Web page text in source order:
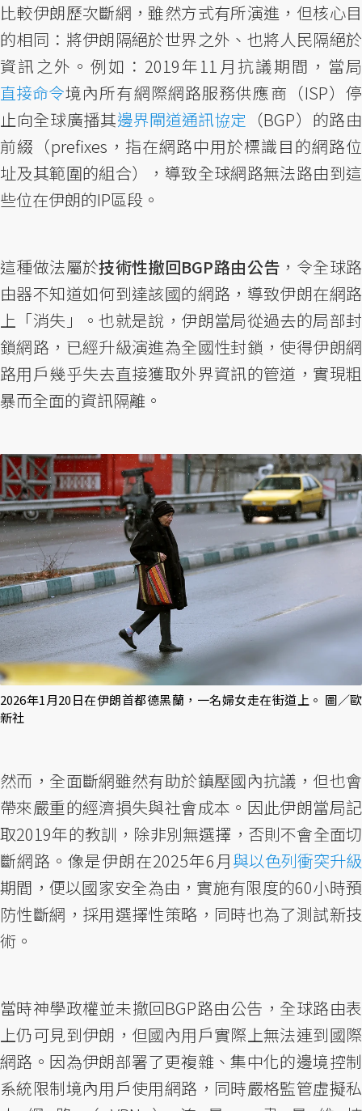
比較伊朗歷次斷網，雖然方式有所演進，但核心目
的相同：將伊朗隔絕於世界之外、也將人民隔絕於
資訊之外。例如：2019年11月抗議期間，當局
直接命令境內所有網際網路服務供應商（ISP）停
止向全球廣播其邊界閘道通訊協定 （BGP）的路由
前綴（prefixes，指在網路中用於標識目的網路位
址及其範圍的組合），導致全球網路無法路由到這
些位在伊朗的IP區段。
這種做法屬於技術性撤回BGP路由公告 ，令全球路
由器不知道如何到達該國的網路，導致伊朗在網路
上「消失」。也就是說，伊朗當局從過去的局部封
鎖網路，已經升級演進為全國性封鎖，使得伊朗網
路用戶幾乎失去直接獲取外界資訊的管道，實現粗
暴而全面的資訊隔離。
2026年1月20日在伊朗首都德黑蘭，一名婦女走在街道上。 圖／歐
新社
然而，全面斷網雖然有助於鎮壓國內抗議，但也會
帶來嚴重的經濟損失與社會成本。因此伊朗當局記
取2019年的教訓，除非別無選擇，否則不會全面切
斷網路。像是伊朗在2025年6月與以色列衝突升級
期間，便以國家安全為由，實施有限度的60小時預
防性斷網，採用選擇性策略，同時也為了測試新技
術。
當時神學政權並未撤回BGP路由公告，全球路由表
上仍可見到伊朗，但國內用戶實際上無法連到國際
網路。因為伊朗部署了更複雜、集中化的邊境控制
系統限制境內用戶使用網路，同時嚴格監管虛擬私